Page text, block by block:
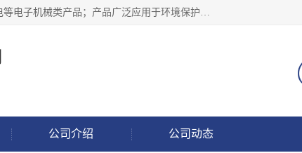
北京鸿泰顺达科技有限公司主要经营电子产品、机械设备、通讯设备、五金、交电等电子机械类产品；产品广泛应用于环境保护、石油化工、电力电子、冶金建筑、煤炭、农业、卫生防疫、教育科研等行业。并成功的与各地环境监测站、污水处理厂、卷烟厂、电厂、高校、科学院所、卫生防疫部门、煤矿、石化厂等用户建立了密切的合作关系。
公司介绍 公司动态